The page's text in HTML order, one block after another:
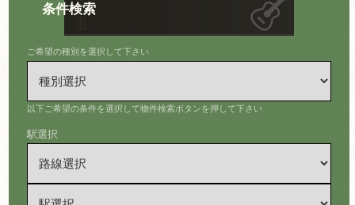
条件検索
ご希望の種別を選択して下さい
以下ご希望の条件を選択して物件検索ボタンを押して下さい
駅選択